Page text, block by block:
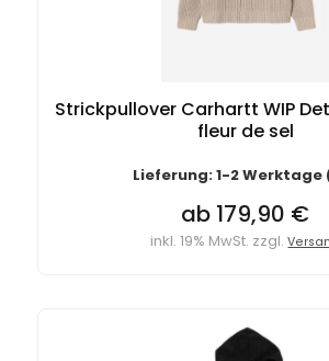
Strickpullover Carhartt WIP
fleur de sel
Lieferung: 1-2 Werktage
ab 179,90 €
inkl. 19% MwSt. zzgl.